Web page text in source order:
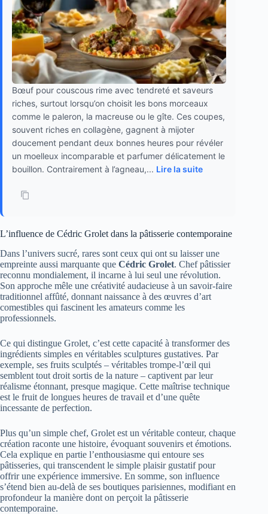
Bœuf pour couscous rime avec tendreté et saveurs
riches, surtout lorsqu’on choisit les bons morceaux
comme le paleron, la macreuse ou le gîte. Ces coupes,
souvent riches en collagène, gagnent à mijoter
doucement pendant deux bonnes heures pour révéler
un moelleux incomparable et parfumer délicatement le
bouillon. Contrairement à l’agneau,... Lire la suite
L’influence de Cédric Grolet dans la pâtisserie contemporaine
Dans l’univers sucré, rares sont ceux qui ont su laisser une
empreinte aussi marquante que Cédric Grolet. Chef pâtissier
reconnu mondialement, il incarne à lui seul une révolution.
Son approche mêle une créativité audacieuse à un savoir-faire
traditionnel affûté, donnant naissance à des œuvres d’art
comestibles qui fascinent les amateurs comme les
professionnels.
Ce qui distingue Grolet, c’est cette capacité à transformer des
ingrédients simples en véritables sculptures gustatives. Par
exemple, ses fruits sculptés – véritables trompe-l’œil qui
semblent tout droit sortis de la nature – captivent par leur
réalisme étonnant, presque magique. Cette maîtrise technique
est le fruit de longues heures de travail et d’une quête
incessante de perfection.
Plus qu’un simple chef, Grolet est un véritable conteur, chaque
création raconte une histoire, évoquant souvenirs et émotions.
Cela explique en partie l’enthousiasme qui entoure ses
pâtisseries, qui transcendent le simple plaisir gustatif pour
offrir une expérience immersive. En somme, son influence
s’étend bien au-delà de ses boutiques parisiennes, modifiant en
profondeur la manière dont on perçoit la pâtisserie
contemporaine.